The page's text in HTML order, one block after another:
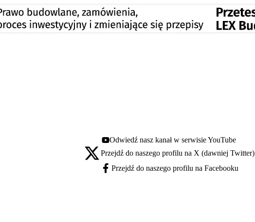
Youtube - otwiera się w nowej karcie
Odwiedź nasz kanał w serwisie YouTube
X - otwiera się w nowej karcie
Przejdź do naszego profilu na X (dawniej Twitter)
Facebook - otwiera się w nowej karcie
Przejdź do naszego profilu na Facebooku